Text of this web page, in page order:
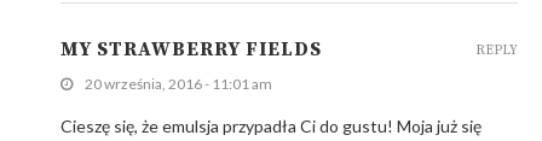
MY STRAWBERRY FIELDS
20 września, 2016 - 11:01 am
Cieszę się, że emulsja przypadła Ci do gustu! Moja już się
REPLY